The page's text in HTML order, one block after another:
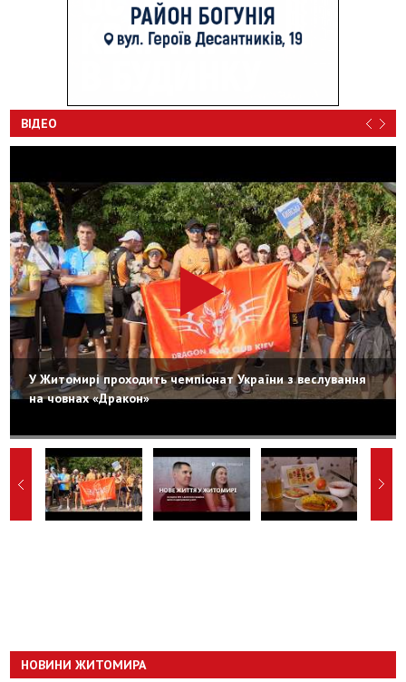
ВІДЕО
У Житомирі проходить чемпіонат України з веслування
на човнах «Дракон»
НОВИНИ ЖИТОМИРА